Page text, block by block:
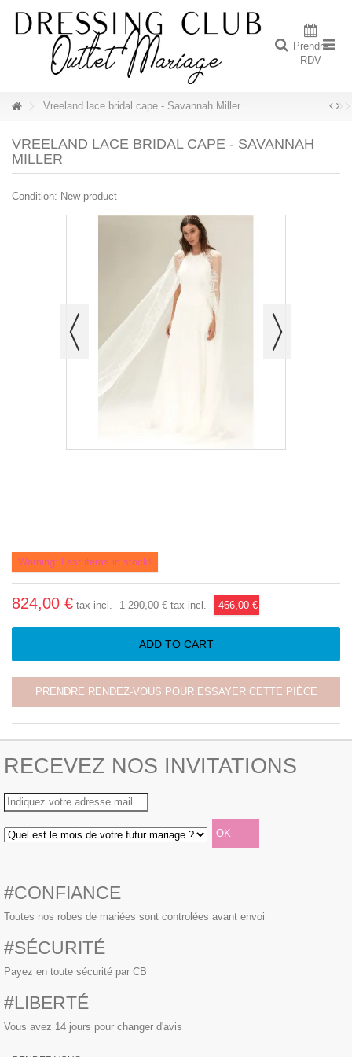
Prendre
RDV
Vreeland lace bridal cape - Savannah Miller
VREELAND LACE BRIDAL CAPE - SAVANNAH
MILLER
Condition: New product
Warning: Last items in stock!
824,00 € tax incl. 1 290,00 €tax incl. -466,00 €
ADD TO CART
PRENDRE RENDEZ-VOUS POUR ESSAYER CETTE PIÈCE
RECEVEZ NOS INVITATIONS
#CONFIANCE
Toutes nos robes de mariées sont controlées avant envoi
#SÉCURITÉ
Payez en toute sécurité par CB
#LIBERTÉ
Vous avez 14 jours pour changer d'avis